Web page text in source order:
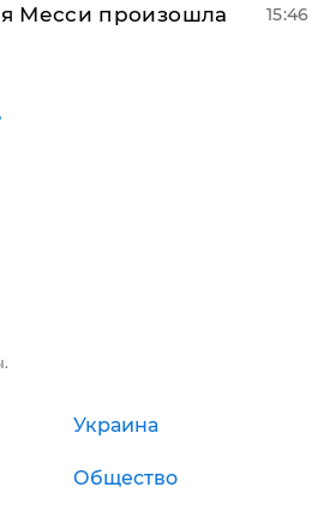
Месси произошла
15:46
Украина
Общество